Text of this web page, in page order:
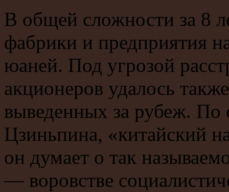
В общей сложности за 8
фабрики и предприятия
юаней. Под угрозой
акционеров удалось
выведенных за рубеж. По
Цзиньпина, «китайский
он думает о так
— воровстве